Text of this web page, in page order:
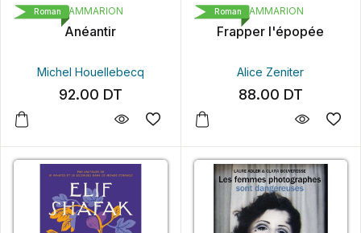
FLAMMARION
Anéantir
Michel Houellebecq
92.00 DT
Roman FLAMMARION
Frapper l'épopée
Alice Zeniter
88.00 DT
Roman